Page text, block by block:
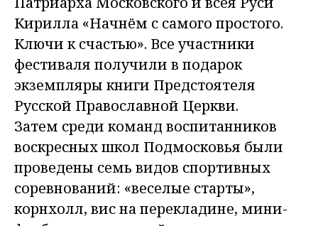
Кирилла «Начнём с самого простого.
Ключи к счастью». Все участники
фестиваля получили в подарок
экземпляры книги Предстоятеля
Русской Православной Церкви.
Затем среди команд воспитанников
воскресных школ Подмосковья были
проведены семь видов спортивных
соревнований: «веселые старты»,
корнхолл, вис на перекладине, мини-